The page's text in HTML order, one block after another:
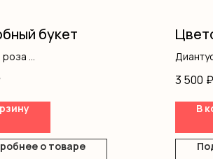
букет
роза
о товаре
Оазис
3 500 ₽
В